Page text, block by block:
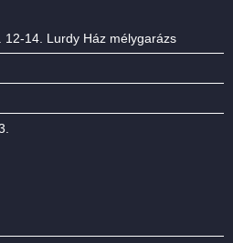
12-14. Lurdy Ház mélygarázs